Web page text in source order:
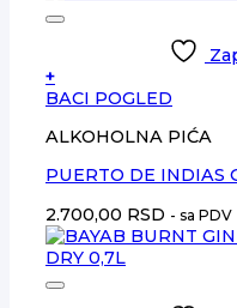
+
BACI POGLED
ALKOHOLNA PIĆA
PUERTO DE INDIAS
2.700,00 RSD - sa PDV